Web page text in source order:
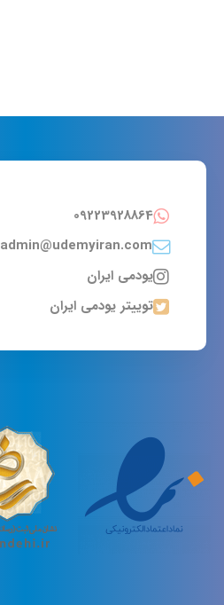
09223928864
admin@udemyiran.com
یودمی ایران
توییتر یودمی ایران